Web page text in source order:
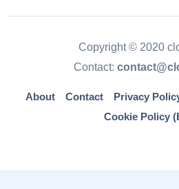
Copyright © 2020
Contact:
About Contact Privacy
Cookie Policy